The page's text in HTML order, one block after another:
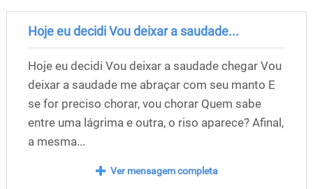
Hoje eu decidi Vou deixar a saudade...
Hoje eu decidi Vou deixar a saudade chegar Vou
deixar a saudade me abraçar com seu manto E
se for preciso chorar, vou chorar Quem sabe
entre uma lágrima e outra, o riso aparece? Afinal,
a mesma...
Ver mensagem completa